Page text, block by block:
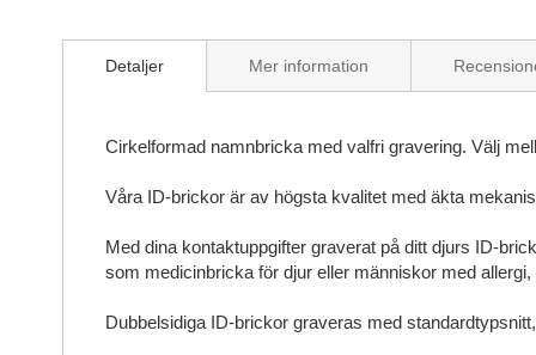
Detaljer
Cirkelformad namnbricka med valfri gravering. Välj
Våra ID-brickor är av högsta kvalitet med äkta
Med dina kontaktuppgifter graverat på ditt djurs ID-
som medicinbricka för djur eller människor med
Dubbelsidiga ID-brickor graveras med
Mer information